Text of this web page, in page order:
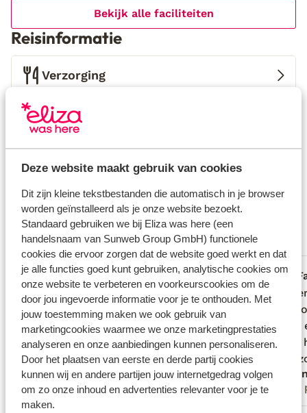
Deze website maakt gebruik van cookies
Dit zijn kleine tekstbestanden die automatisch in je browser
worden geïnstalleerd als je onze website bezoekt.
Standaard gebruiken we bij Eliza was here (een
handelsnaam van Sunweb Group GmbH) functionele
cookies die ervoor zorgen dat de website goed werkt en dat
je alle functies goed kunt gebruiken, analytische cookies om
onze website te verbeteren en voorkeurscookies om de
door jou ingevoerde informatie voor je te onthouden. Met
jouw toestemming maken we ook gebruik van
marketingcookies waarmee we onze marketingprestaties
analyseren en onze aanbiedingen kunnen personaliseren.
Door het plaatsen van eerste en derde partij cookies
kunnen wij en andere partijen jouw internetgedrag volgen
om zo onze inhoud en advertenties relevanter voor je te
maken.
Bekijk alle faciliteiten
Reisinformatie
Verzorging
Huurauto
Wat gasten vinden
Dit zijn 100% echte beoordelingen van reizigers die
8.9 Fantastisch
20 ervaringen
Meest geboekt door met partner
8.3 Fantastisch
18 mei 2026
Aardige mensen, fijn restaurant. Wel
beetje verouderde kamers.
Aardige mensen, fijn restaurant. Wel
beetje verouderde kamers.
Anoniem
Met partner
9.9
We
een
aardig
dagen
op
We
een
aardig
dagen
op